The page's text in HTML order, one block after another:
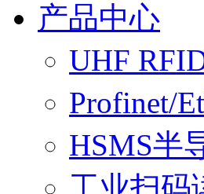
产品中心
UHF
Profinet/
HSMS半